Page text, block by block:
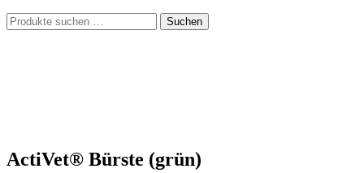
Suchen
nach:
Suchen
ActiVet® Bürste (grün)